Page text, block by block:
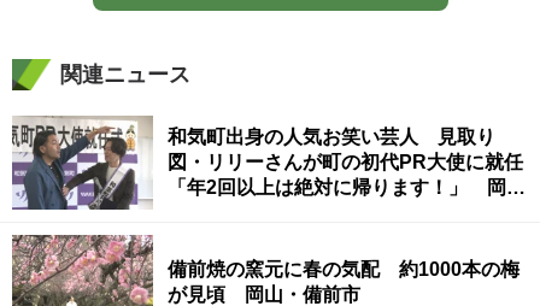
関連ニュース
和気町出身の人気お笑い芸人 見取り
図・リリーさんが町の初代PR大使に就任
「年2回以上は絶対に帰ります！」 岡
備前焼の窯元に春の気配 約1000本の梅
が見頃 岡山・備前市